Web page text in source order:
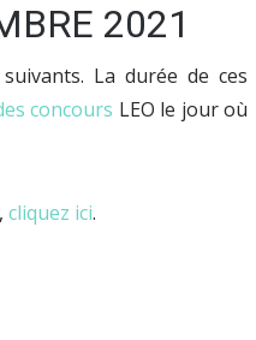
2021
La durée de ces
concours LEO le jour où
cliquez ici.